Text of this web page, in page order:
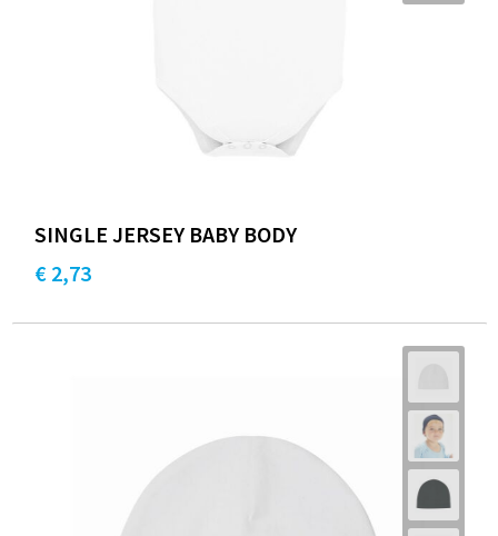
SINGLE JERSEY BABY BODY
€ 2,73